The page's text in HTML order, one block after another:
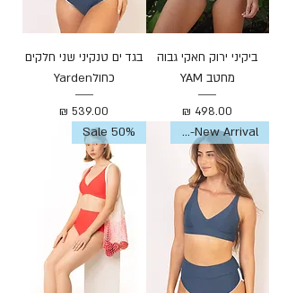
ביקיני ירוק חאקי גבוה
מחטב YAM
מחיר
בגד ים טנקיני שני חלקים
כחולYarden
מחיר
New Arrival-חדש Sale 50%